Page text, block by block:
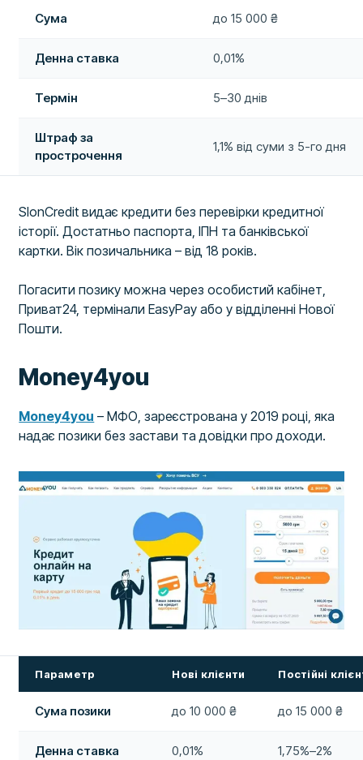
Сума до 15 000 ₴
Денна ставка 0,01%
Термін 5–30 днів
Штраф за
прострочення
1,1% від суми з 5-го дня
SlonCredit видає кредити без перевірки кредитної
історії. Достатньо паспорта, ІПН та банківської
картки. Вік позичальника – від 18 років.
Погасити позику можна через особистий кабінет,
Приват24, термінали EasyPay або у відділенні Нової
Пошти.
Money4you
Money4you – МФО, зареєстрована у 2019 році, яка
надає позики без застави та довідки про доходи.
Параметр Нові клієнти Постійні
Сума позики до 10 000 ₴ до 15 000 ₴
Денна ставка 0,01% 1,75%–2%